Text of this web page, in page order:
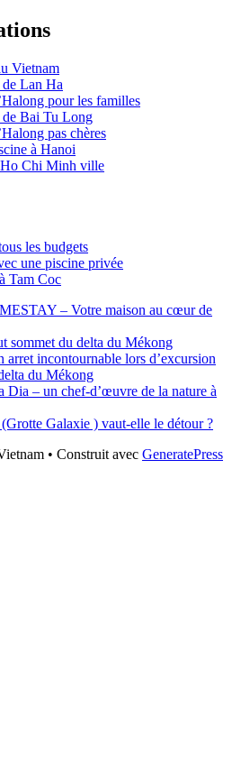
Vietnam
de Lan Ha
pour les familles
de Bai Tu Long
pas chères
à Hanoi
Chi Minh ville
les budgets
une piscine privée
Tam Coc
– Votre maison au cœur de
sommet du delta du Mékong
arret incontournable lors d’excursion
du Mékong
Dia – un chef-d’œuvre de la nature à
Galaxie ) vaut-elle le détour ?
• Construit avec GeneratePress